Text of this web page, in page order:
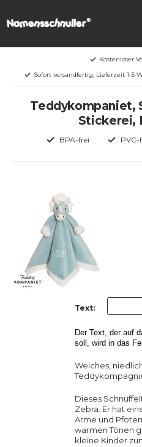
Kostenloser
Sofort versandfertig, Lieferzeit 1-5
Teddykompaniet,
Stickerei,
BPA-frei PVC-
Text:
Der Text, der auf
soll, wird in das
Weiches,
Dieses
Zebra. Er hat
Arme und
warmen Tönen
kleine Kinder